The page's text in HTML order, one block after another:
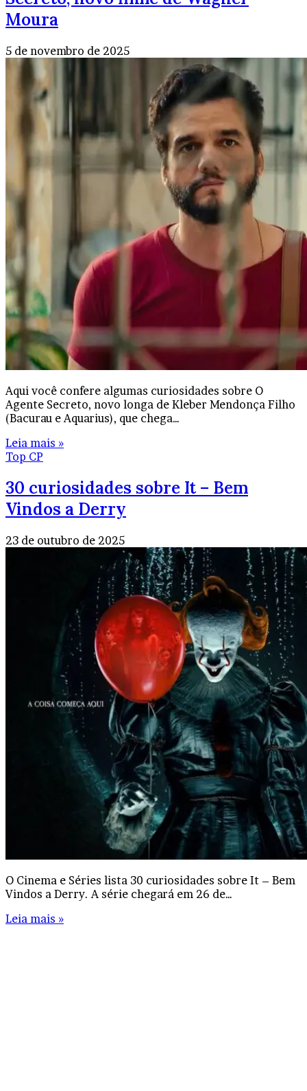
Moura
5 de novembro de 2025
Aqui você confere algumas curiosidades sobre O
Agente Secreto, novo longa de Kleber Mendonça Filho
(Bacurau e Aquarius), que chega…
Leia mais »
Top CP
30 curiosidades sobre It – Bem
Vindos a Derry
23 de outubro de 2025
O Cinema e Séries lista 30 curiosidades sobre It – Bem
Vindos a Derry. A série chegará em 26 de…
Leia mais »